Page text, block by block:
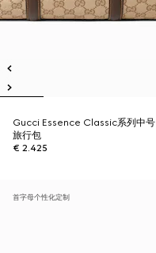
Gucci Essence Classic系列中号
旅行包
€ 2.425
首字母个性化定制